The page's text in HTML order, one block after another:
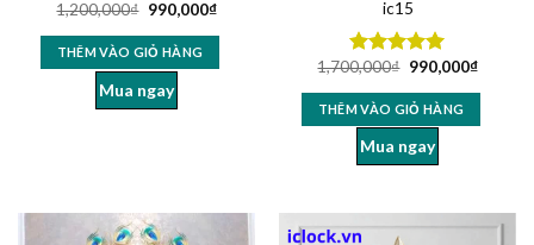
1,200,000₫ 990,000₫
THÊM VÀO GIỎ HÀNG
Mua ngay
ic15
Được xếp
5 sao
1,700,000₫ 990,000₫
THÊM VÀO GIỎ HÀNG
Mua ngay